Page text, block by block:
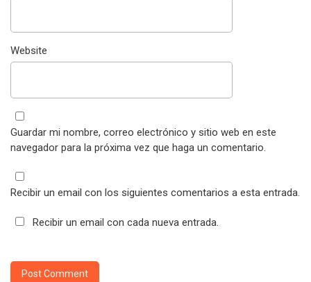
Website
Guardar mi nombre, correo electrónico y sitio web en este
navegador para la próxima vez que haga un comentario.
Recibir un email con los siguientes comentarios a esta entrada.
Recibir un email con cada nueva entrada.